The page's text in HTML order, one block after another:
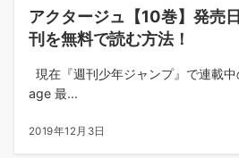
アクタージュ【10巻】発売
刊を無料で読む方法！
現在『週刊少年ジャンプ』で連載
age 最...
2019年12月3日